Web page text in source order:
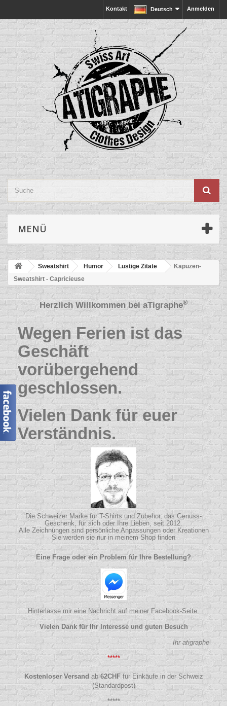
Anmelden
Deutsch
Kontakt
MENÜ
Sweatshirt Humor Lustige Zitate
Kapuzen-
Sweatshirt - Capricieuse
Herzlich Willkommen beiaTigraphe®
Wegen Ferien ist das
Geschäft
vorübergehend
geschlossen.
Vielen Dank für euer
Verständnis.
Die Schweizer Marke für T-Shirts und Zübehor, das Genuss-
Geschenk, für sich oder Ihre Lieben, seit 2012.
Alle Zeichnungen sind persönliche Anpassungen oder Kreationen
Sie werden sie nur in meinem Shop finden
Eine Frage oder ein Problem für Ihre Bestellung?
Hinterlasse mir eine Nachricht auf meiner Facebook-Seite.
Vielen Dank für Ihr Interesse und guten Besuch
Ihr atigraphe
*****
Kostenloser Versand ab 62CHFfür Einkäufe in der Schweiz
(Standardpost)
*****